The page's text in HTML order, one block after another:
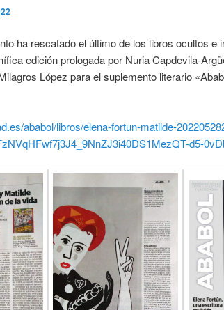
ha rescatado el último de los libros ocultos e
edición prologada por Nuria Capdevila-
López para el suplemento literario
ababol/libros/elena-fortun-matilde-
d5-